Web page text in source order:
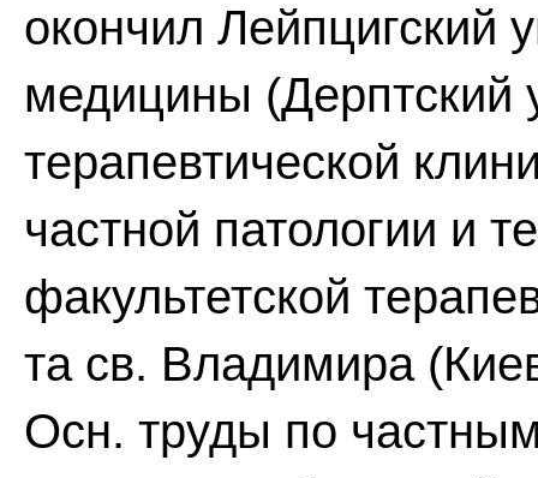
окончил Лейпцигский
медицины (Дерптский
терапевтической
частной патологии и
факультетской
та св. Владимира
Осн. труды по